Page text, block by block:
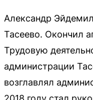
Александр
Тасеево. Окончил
Трудовую
администрации
возглавлял